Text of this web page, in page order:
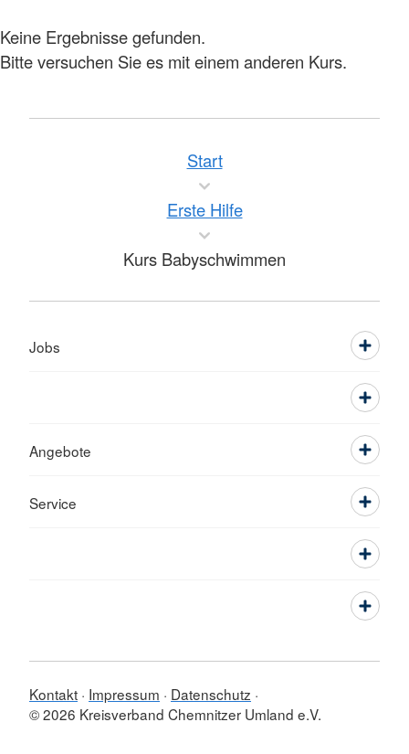
Keine Ergebnisse gefunden.
Bitte versuchen Sie es mit einem anderen Kurs.
Start
Erste Hilfe
Kurs Babyschwimmen
Jobs
Angebote
Service
Kontakt Impressum
Datenschutz
© 2026 Kreisverband Chemnitzer Umland e.V.